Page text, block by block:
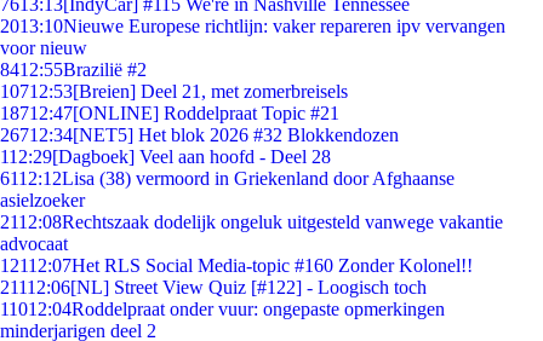
7613:13[IndyCar] #115 We're in Nashville Tennessee
2013:10Nieuwe Europese richtlijn: vaker repareren ipv vervangen
voor nieuw
8412:55Brazilië #2
10712:53[Breien] Deel 21, met zomerbreisels
18712:47[ONLINE] Roddelpraat Topic #21
26712:34[NET5] Het blok 2026 #32 Blokkendozen
112:29[Dagboek] Veel aan hoofd - Deel 28
6112:12Lisa (38) vermoord in Griekenland door Afghaanse
asielzoeker
2112:08Rechtszaak dodelijk ongeluk uitgesteld vanwege vakantie
advocaat
12112:07Het RLS Social Media-topic #160 Zonder Kolonel!!
21112:06[NL] Street View Quiz [#122] - Loogisch toch
11012:04Roddelpraat onder vuur: ongepaste opmerkingen
minderjarigen deel 2